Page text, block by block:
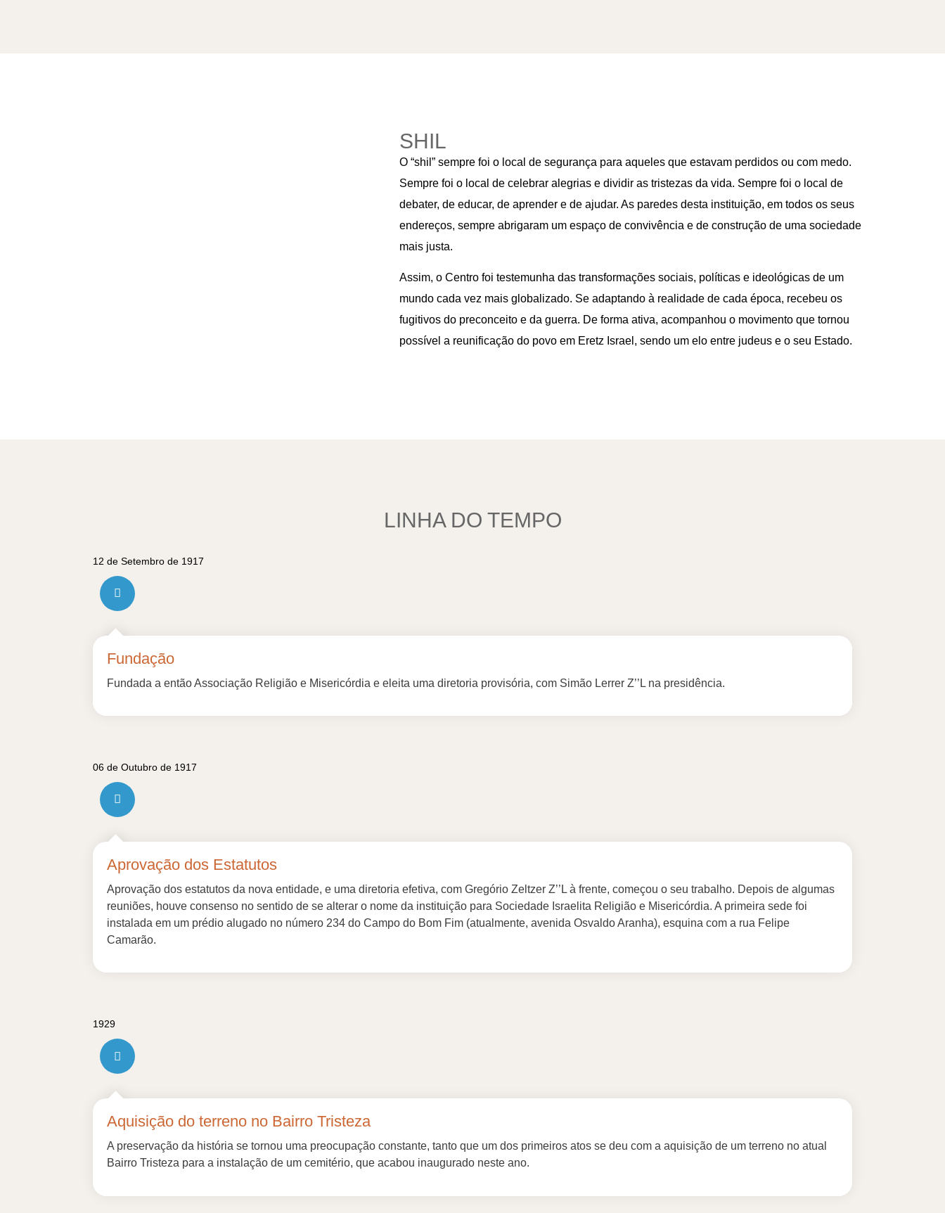
SHIL
O “shil” sempre foi o local de segurança para aqueles que estavam perdidos ou com medo.
Sempre foi o local de celebrar alegrias e dividir as tristezas da vida. Sempre foi o local de
debater, de educar, de aprender e de ajudar. As paredes desta instituição, em todos os seus
endereços, sempre abrigaram um espaço de convivência e de construção de uma sociedade
mais justa.
Assim, o Centro foi testemunha das transformações sociais, políticas e ideológicas de um
mundo cada vez mais globalizado. Se adaptando à realidade de cada época, recebeu os
fugitivos do preconceito e da guerra. De forma ativa, acompanhou o movimento que tornou
possível a reunificação do povo em Eretz Israel, sendo um elo entre judeus e o seu Estado.
LINHA DO TEMPO
12 de Setembro de 1917
Fundação
Fundada a então Associação Religião e Misericórdia e eleita uma diretoria provisória, com Simão Lerrer Z’’L na presidência.
06 de Outubro de 1917
Aprovação dos Estatutos
Aprovação dos estatutos da nova entidade, e uma diretoria efetiva, com Gregório Zeltzer Z’’L à frente, começou o seu trabalho. Depois de algumas
reuniões, houve consenso no sentido de se alterar o nome da instituição para Sociedade Israelita Religião e Misericórdia. A primeira sede foi
instalada em um prédio alugado no número 234 do Campo do Bom Fim (atualmente, avenida Osvaldo Aranha), esquina com a rua Felipe
Camarão.
1929
Aquisição do terreno no Bairro Tristeza
A preservação da história se tornou uma preocupação constante, tanto que um dos primeiros atos se deu com a aquisição de um terreno no atual
Bairro Tristeza para a instalação de um cemitério, que acabou inaugurado neste ano.